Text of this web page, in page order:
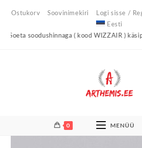
Ostukorv Soovinimekiri Logi sisse /
Eesti
soodushinnaga ( kood WIZZAIR )
0 MENÜÜ